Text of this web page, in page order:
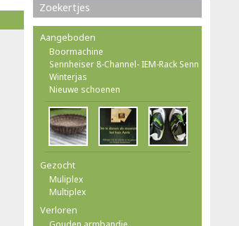
Zoekertjes
Aangeboden
Boormachine
Sennheiser 8-Channel- IEM-Rack Senn
Winterjas
Nieuwe schoenen
Gezocht
Muliplex
Multiplex
Verloren